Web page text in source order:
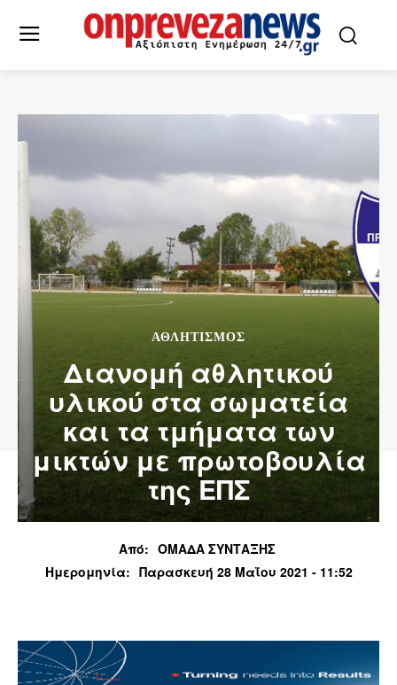
ΑΘΛΗΤΙΣΜΌΣ
Διανομή αθλητικού
υλικού στα σωματεία
και τα τμήματα των
μικτών με πρωτοβουλία
της ΕΠΣ
Από: ΟΜΑΔΑ ΣΥΝΤΑΞΗΣ
Ημερομηνία: Παρασκευή 28 Μαΐου 2021 - 11:52